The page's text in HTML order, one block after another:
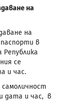
на
на
в
Република
се
и час.
дата и час, в